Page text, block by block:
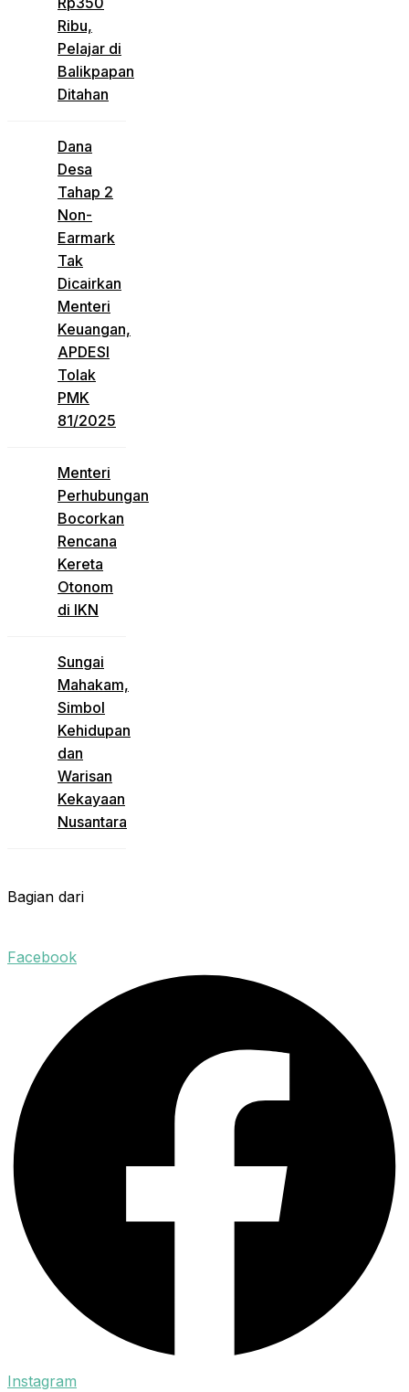
Ribu,
Pelajar di
Balikpapan
Ditahan
Dana
Desa
Tahap 2
Non-
Earmark
Tak
Dicairkan
Menteri
Keuangan,
APDESI
Tolak
PMK
81/2025
Menteri
Perhubungan
Bocorkan
Rencana
Kereta
Otonom
di IKN
Sungai
Mahakam,
Simbol
Kehidupan
dan
Warisan
Kekayaan
Nusantara
Bagian dari
Facebook
Instagram